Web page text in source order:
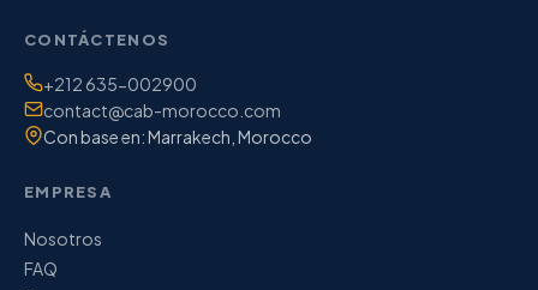
CONTÁCTENOS
Teléfono / WhatsApp:
+212 635-002900
Correo electrónico:
contact@cab-morocco.com
Con base en: Marrakech, Morocco
EMPRESA
Nosotros
FAQ